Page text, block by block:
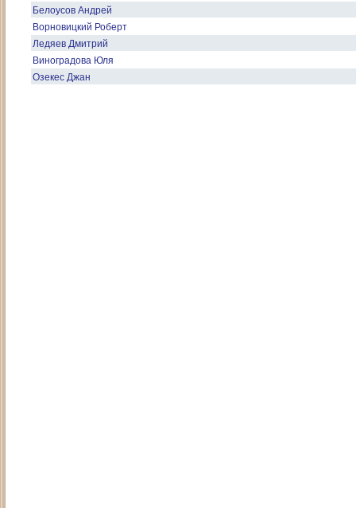
Белоусов Андрей
Ворновицкий Роберт
Ледяев Дмитрий
Виноградова Юля
Озекес Джан